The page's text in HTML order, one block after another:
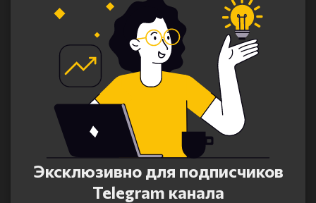
Эксклюзивно для подписчиков
Telegram канала